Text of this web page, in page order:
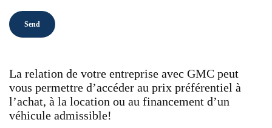
La relation de votre entreprise avec GMC peut
vous permettre d’accéder au prix préférentiel à
l’achat, à la location ou au financement d’un
véhicule admissible!